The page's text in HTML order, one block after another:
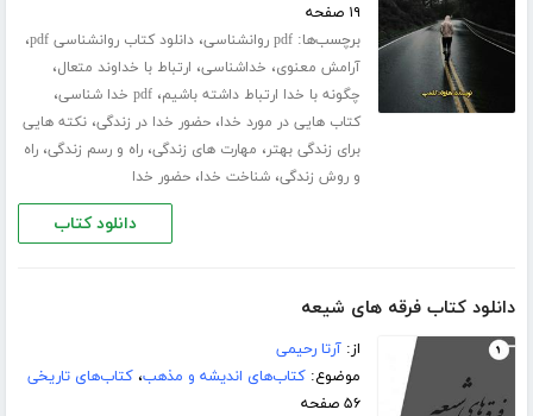
۱۹ صفحه
برچسب‌ها:pdf روانشناسی ،دانلود کتاب روانشناسی pdf ،
آرامش معنوی، خداشناسی، ارتباط با خداوند متعال،
چگونه با خدا ارتباط داشته باشیم،pdf خدا شناسی ،
کتاب هایی در مورد خدا،حضور خدا در زندگی،نکته هایی
برای زندگی بهتر، مهارت های زندگی،راه و رسم زندگی،راه
و روش زندگی،شناخت خدا،حضور خدا
دانلود کتاب
دانلود کتاب فرقه های شیعه
از:آرتا رحیمی
موضوع:کتاب‌های اندیشه و مذهب،کتاب‌های تاریخی
۵۶ صفحه